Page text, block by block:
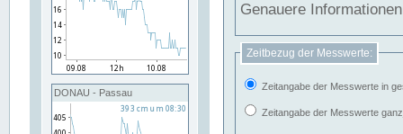
DONAU - Passau
Genauere
Zeitbezug der Messwerte:
Zeitangabe der Messwerte in
Zeitangabe der Messwerte